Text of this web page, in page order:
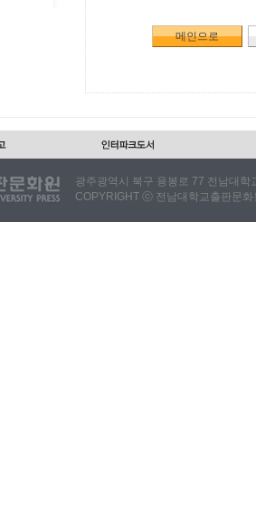
광주광역시 북구 용봉로 77 전남대
COPYRIGHT ⓒ 전남대학교출판문